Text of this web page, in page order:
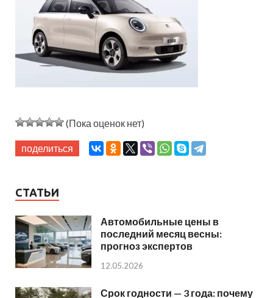
(Пока оценок нет)
поделиться
СТАТЬИ
Автомобильные цены в
последний месяц весны:
прогноз экспертов
12.05.2026
Срок годности — 3 года: почему